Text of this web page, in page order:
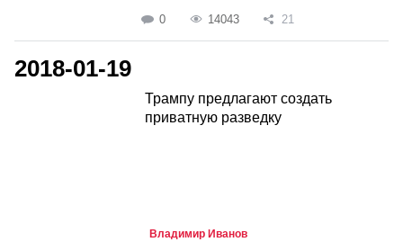
0 14043 21
2018-01-19
Трампу предлагают создать
приватную разведку
Владимир Иванов